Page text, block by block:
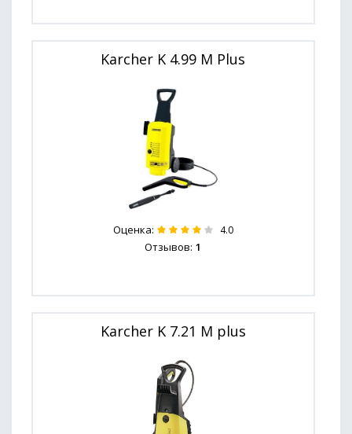
Karcher K 4.99 M Plus
Оценка: 4.0
Отзывов: 1
Karcher K 7.21 M plus